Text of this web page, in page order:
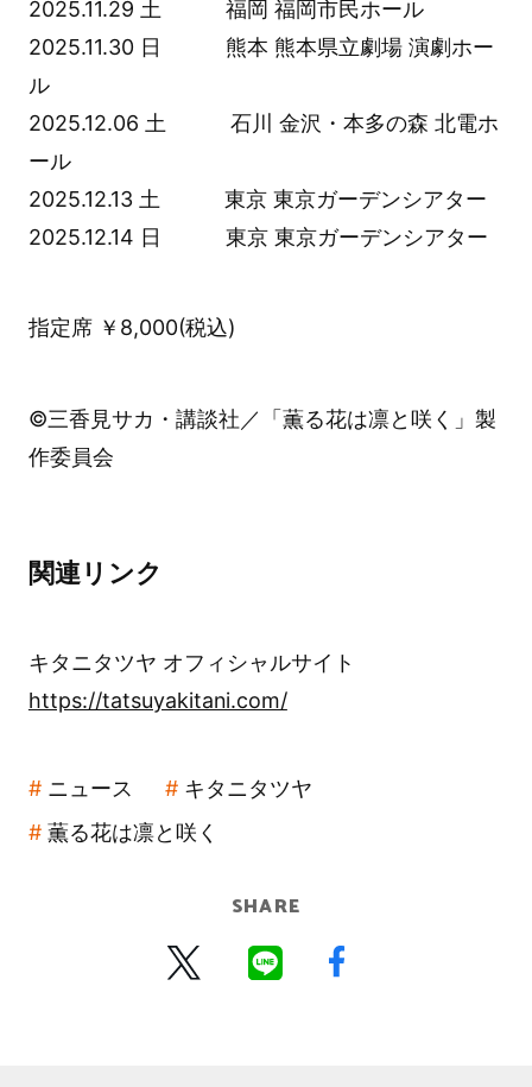
2025.11.29 土 福岡 福岡市⺠ホール
2025.11.30 日 熊本 熊本県⽴劇場 演劇ホー
ル
2025.12.06 土 ⽯川 ⾦沢・本多の森 北電ホ
ール
2025.12.13 土 東京 東京ガーデンシアター
2025.12.14 日 東京 東京ガーデンシアター
指定席 ￥8,000(税込)
©三香見サカ・講談社／「薫る花は凛と咲く」製
作委員会
関連リンク
キタニタツヤ オフィシャルサイト
https://tatsuyakitani.com/
ニュース
キタニタツヤ
薫る花は凛と咲く
SHARE